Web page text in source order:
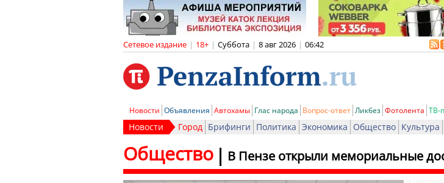
Сетевое издание | 18+ | Суббота | 8 авг 2026 | 06:42
Новости Объявления Автохамы Глас народа Вопрос-ответ Ликбез Фотолента ТВ-
Новости Город Брифинги Политика Экономика Общество Культура
В Пензе открыли мемориальные
Общество